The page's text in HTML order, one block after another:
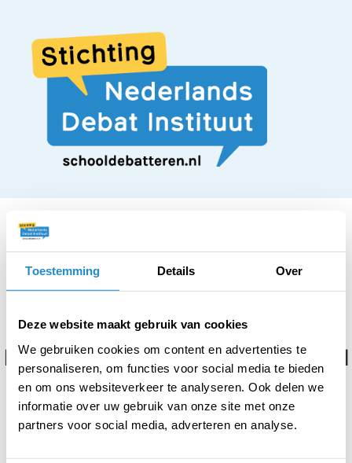
Toestemming Details Over
Deze website maakt gebruik van cookies
We gebruiken cookies om content en advertenties te
personaliseren, om functies voor social media te bieden
en om ons websiteverkeer te analyseren. Ook delen we
informatie over uw gebruik van onze site met onze
partners voor social media, adverteren en analyse.
STELLING
Elk kind mag
maximaal één cadeau
krijgen voor
Sinterklaas